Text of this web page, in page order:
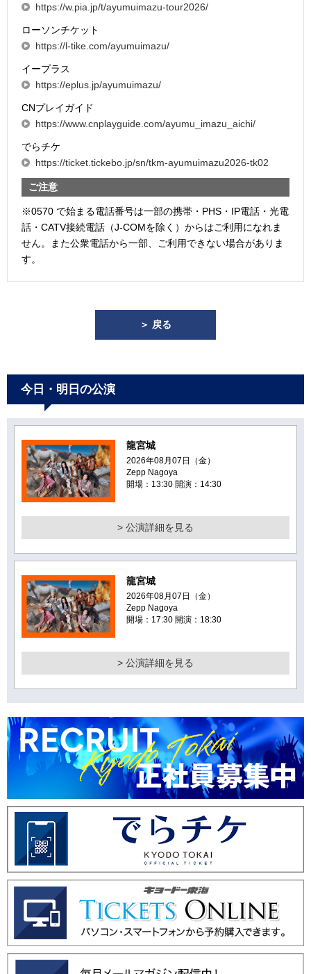
https://w.pia.jp/t/ayumuimazu-tour2026/
ローソンチケット
https://l-tike.com/ayumuimazu/
イープラス
https://eplus.jp/ayumuimazu/
CNプレイガイド
https://www.cnplayguide.com/ayumu_imazu_aichi/
でらチケ
https://ticket.tickebo.jp/sn/tkm-ayumuimazu2026-tk02
ご注意
※0570 で始まる電話番号は一部の携帯・PHS・IP電話・光電
話・CATV接続電話（J-COMを除く）からはご利用になれま
せん。また公衆電話から一部、ご利用できない場合がありま
す。
＞ 戻る
今日・明日の公演
龍宮城
2026年08月07日（金）
Zepp Nagoya
開場：13:30 開演：14:30
> 公演詳細を見る
龍宮城
2026年08月07日（金）
Zepp Nagoya
開場：17:30 開演：18:30
> 公演詳細を見る